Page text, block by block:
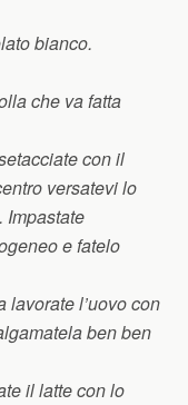
bianco.
che va fatta
con il
versatevi lo
Impastate
e fatelo
lavorate l’uovo con
ben ben
il latte con lo